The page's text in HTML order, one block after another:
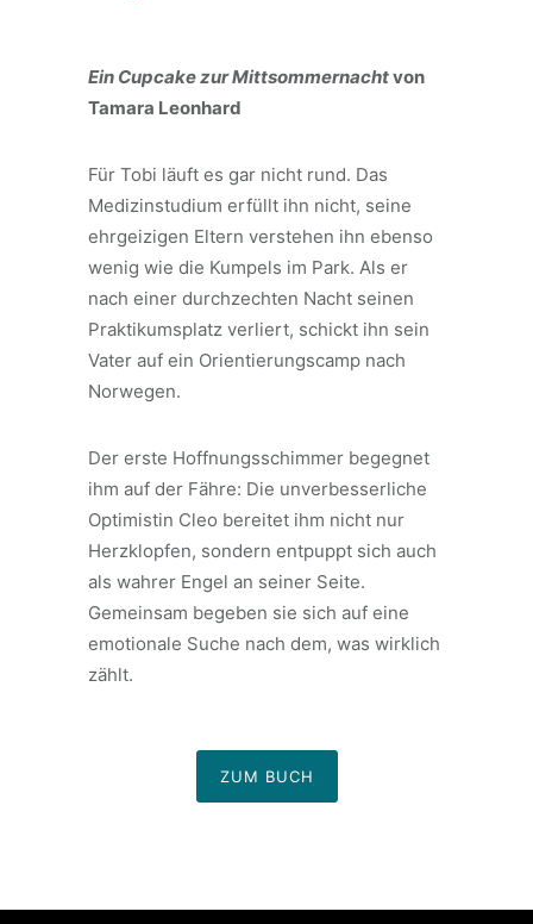
Ein Cupcake zur Mittsommernachtvon
Tamara Leonhard
Für Tobi läuft es gar nicht rund. Das
Medizinstudium erfüllt ihn nicht, seine
ehrgeizigen Eltern verstehen ihn ebenso
wenig wie die Kumpels im Park. Als er
nach einer durchzechten Nacht seinen
Praktikumsplatz verliert, schickt ihn sein
Vater auf ein Orientierungscamp nach
Norwegen.
Der erste Hoffnungsschimmer begegnet
ihm auf der Fähre: Die unverbesserliche
Optimistin Cleo bereitet ihm nicht nur
Herzklopfen, sondern entpuppt sich auch
als wahrer Engel an seiner Seite.
Gemeinsam begeben sie sich auf eine
emotionale Suche nach dem, was wirklich
zählt.
ZUM BUCH